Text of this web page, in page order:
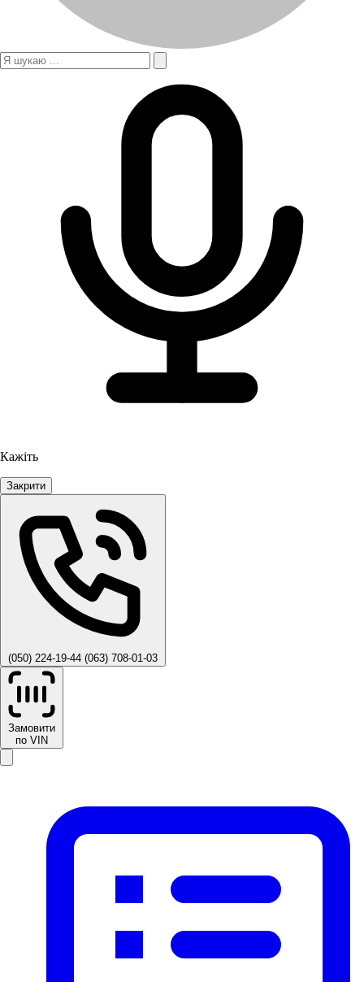
Кажіть
Закрити
(050) 224-19-44 (063) 708-01-03
Замовити
по VIN